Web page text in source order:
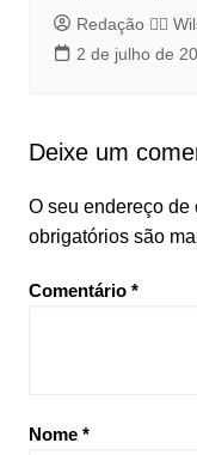
Redação 👨‍⚖️​
2 de julho de
Deixe um
O seu endereço de
obrigatórios são
Comentário *
Nome *